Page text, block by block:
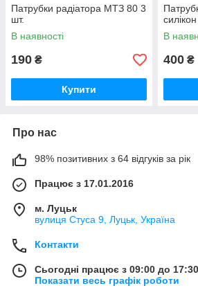
Патрубки радіатора МТЗ 80 3
шт.
В наявності
190 ₴
Купити
В
400 ₴
Про нас
98% позитивних з 64 відгуків за рік
Працює з 17.01.2016
м. Луцьк
вулиця Стуса 9, Луцьк, Україна
Контакти
Сьогодні працює з 09:00 до 17:30
Показати весь графік роботи